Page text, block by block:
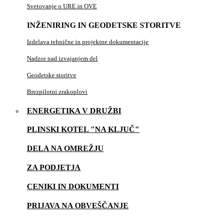
Svetovanje o URE in OVE
INŽENIRING IN GEODETSKE STORITVE
Izdelava tehnične in projektne dokumentacije
Nadzor nad izvajanjem del
Geodetske storitve
Brezpilotni zrakoplovi
ENERGETIKA V DRUŽBI
PLINSKI KOTEL "NA KLJUČ"
DELA NA OMREŽJU
ZA PODJETJA
CENIKI IN DOKUMENTI
PRIJAVA NA OBVEŠČANJE